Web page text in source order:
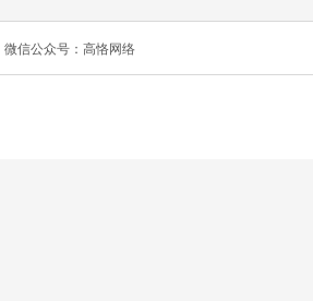
微信公众号：高恪网络